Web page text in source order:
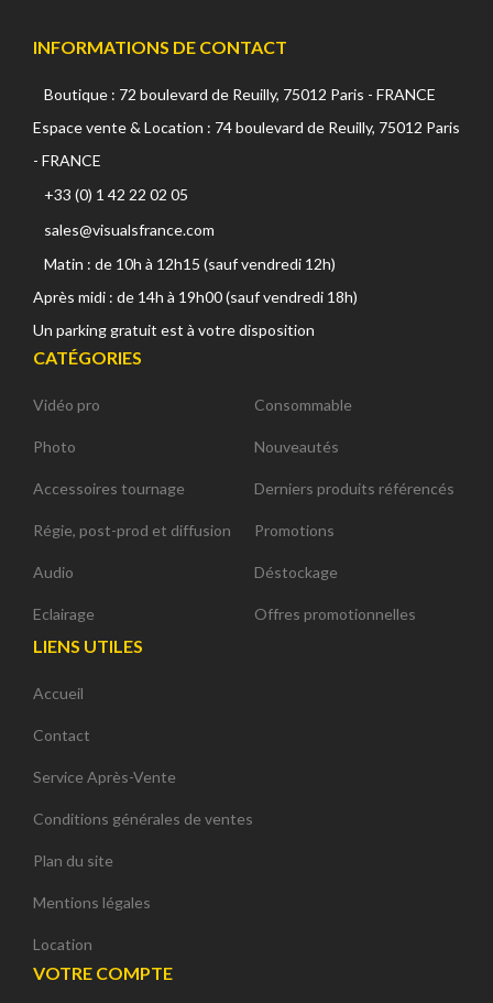
INFORMATIONS DE CONTACT
Boutique : 72 boulevard de Reuilly, 75012 Paris - FRANCE
Espace vente & Location : 74 boulevard de Reuilly, 75012 Paris
- FRANCE
+33 (0) 1 42 22 02 05
sales@visualsfrance.com
Matin : de 10h à 12h15 (sauf vendredi 12h)
Après midi : de 14h à 19h00 (sauf vendredi 18h)
Un parking gratuit est à votre disposition
CATÉGORIES
Vidéo pro
Photo
Accessoires tournage
Régie, post-prod et diffusion
Audio
Eclairage
Consommable
Nouveautés
Derniers produits référencés
Promotions
Déstockage
Offres promotionnelles
LIENS UTILES
Accueil
Contact
Service Après-Vente
Conditions générales de ventes
Plan du site
Mentions légales
Location
VOTRE COMPTE